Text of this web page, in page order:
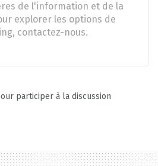
de l'information et de la
explorer les options de
contactez-nous.
participer à la discussion